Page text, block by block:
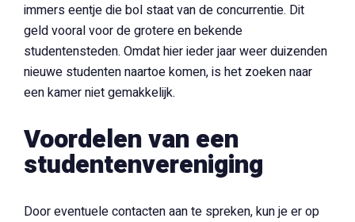
immers eentje die bol staat van de concurrentie. Dit
geld vooral voor de grotere en bekende
studentensteden. Omdat hier ieder jaar weer duizenden
nieuwe studenten naartoe komen, is het zoeken naar
een kamer niet gemakkelijk.
Voordelen van een
studentenvereniging
Door eventuele contacten aan te spreken, kun je er op